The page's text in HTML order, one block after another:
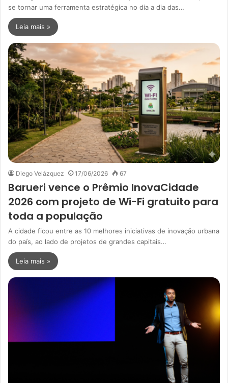
se tornar uma ferramenta estratégica no dia a dia das…
Leia mais »
Diego Velázquez 17/06/2026 67
Barueri vence o Prêmio InovaCidade
2026 com projeto de Wi-Fi gratuito para
toda a população
A cidade ficou entre as 10 melhores iniciativas de inovação urbana
do país, ao lado de projetos de grandes capitais…
Leia mais »